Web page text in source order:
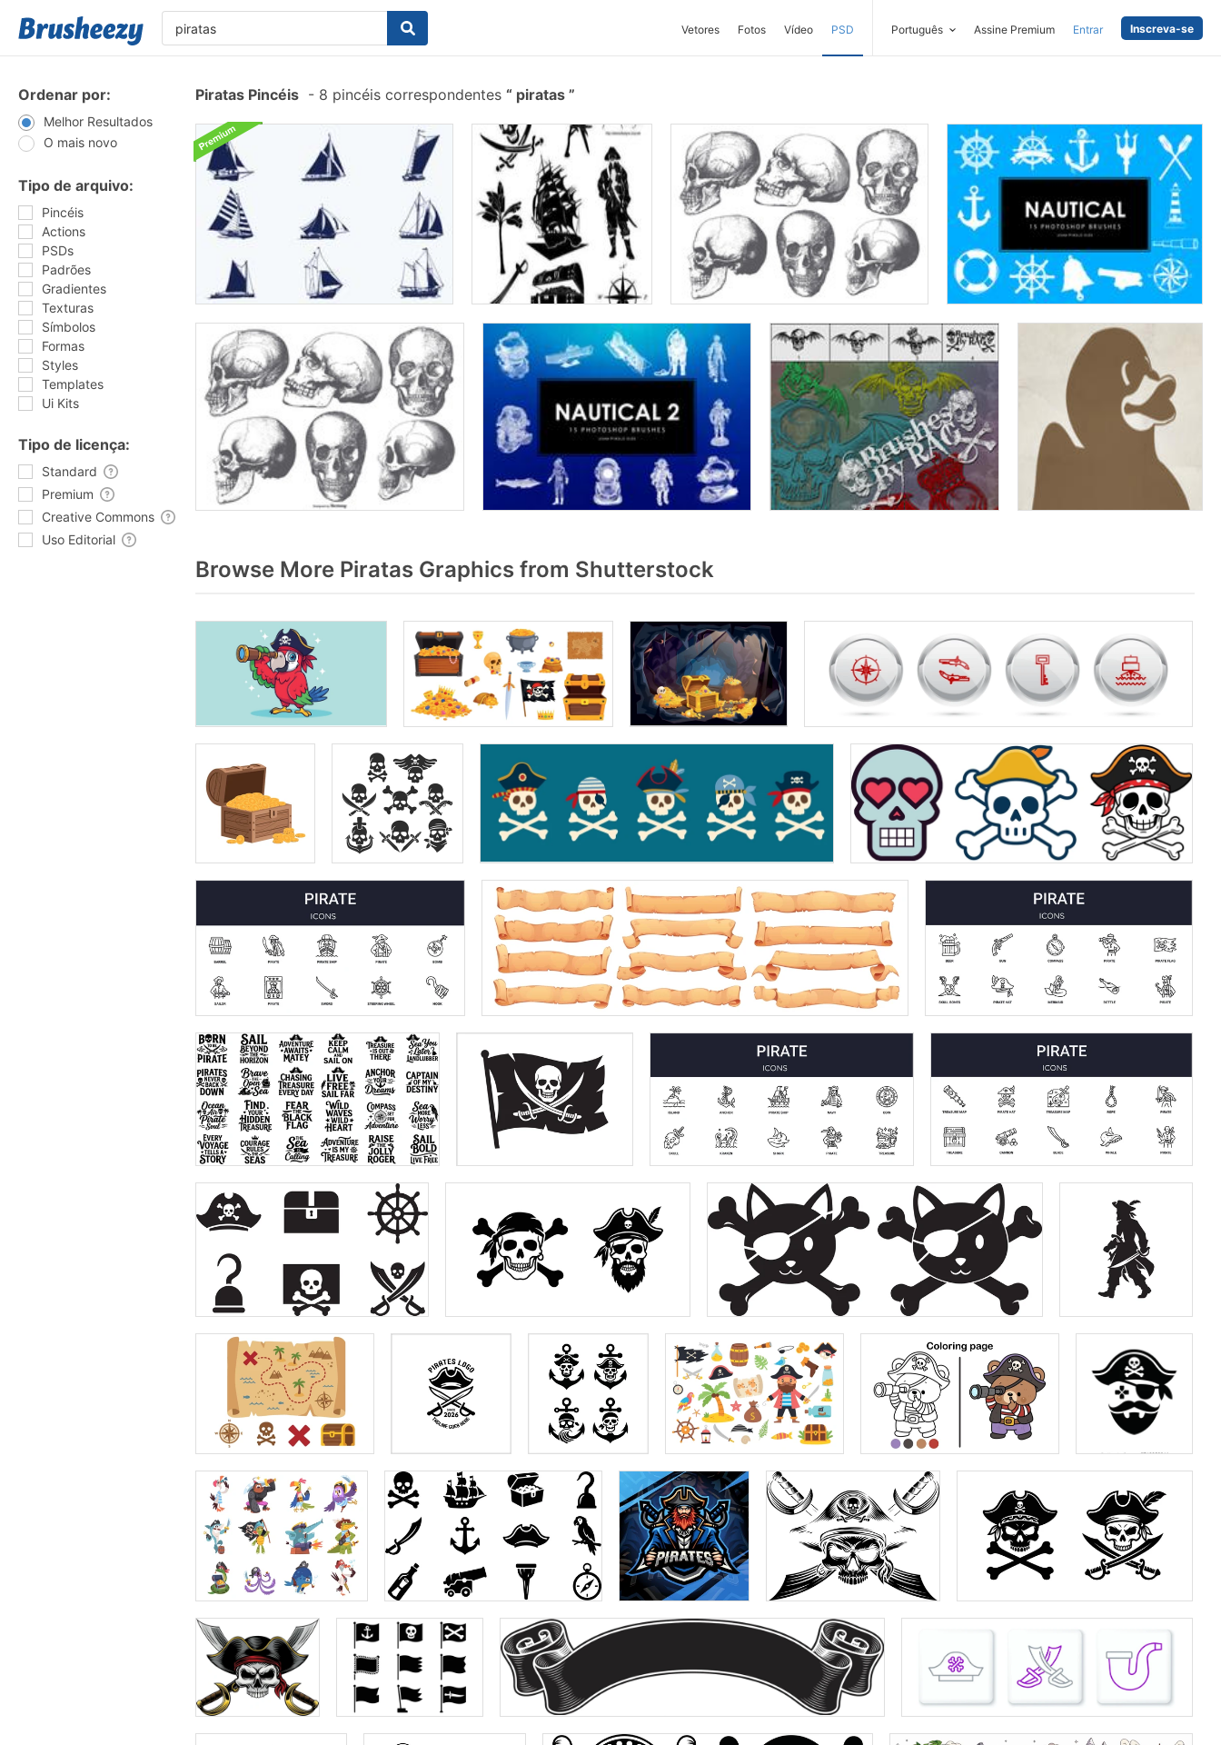
Vetores Fotos Vídeo PSD Português Assine Premium Entrar Inscreva-se
Ordenar por:
Melhor Resultados
O mais novo
Tipo de arquivo:
Pincéis
Actions
PSDs
Padrões
Gradientes
Texturas
Símbolos
Formas
Styles
Templates
Ui Kits
Tipo de licença:
Standard
Premium
Creative Commons
Uso Editorial
Piratas Pincéis - 8 pincéis correspondentes piratas
Browse More Piratas Graphics from Shutterstock